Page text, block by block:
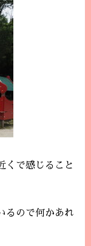
くで感じること
るので何かあれ